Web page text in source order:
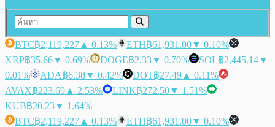
BTC฿2,119,227 ▲ 0.13% ETH฿61,931.00▼ 0.10%
XRP฿35.66▼ 0.69% DOGE฿2.33▼ 0.70% SOL฿2,445.14▼
0.01%
ADA฿6.38▼ 0.42% DOT฿27.49 ▲ 0.11%
AVAX฿223.69 ▲ 2.53% LINK฿272.50▼ 1.51%
KUB฿20.23▼ 1.64%
BTC฿2,119,227 ▲ 0.13% ETH฿61,931.00▼ 0.10%